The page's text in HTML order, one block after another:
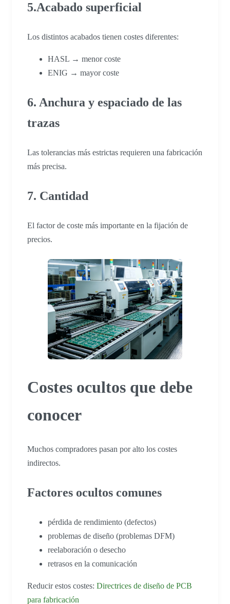
5.Acabado superficial
Los distintos acabados tienen costes diferentes:
HASL → menor coste
ENIG → mayor coste
6. Anchura y espaciado de las
trazas
Las tolerancias más estrictas requieren una fabricación
más precisa.
7. Cantidad
El factor de coste más importante en la fijación de
precios.
Costes ocultos que debe
conocer
Muchos compradores pasan por alto los costes
indirectos.
Factores ocultos comunes
pérdida de rendimiento (defectos)
problemas de diseño (problemas DFM)
reelaboración o desecho
retrasos en la comunicación
Reducir estos costes: Directrices de diseño de PCB
para fabricación